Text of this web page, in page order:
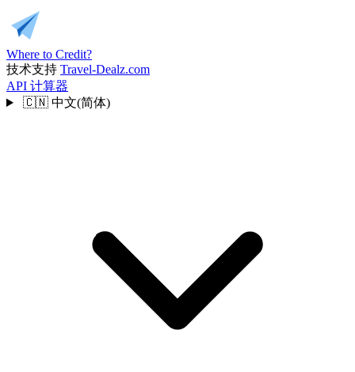
Where to Credit?
技术支持 Travel-Dealz.com
API 计算器
🇨🇳 中文(简体)